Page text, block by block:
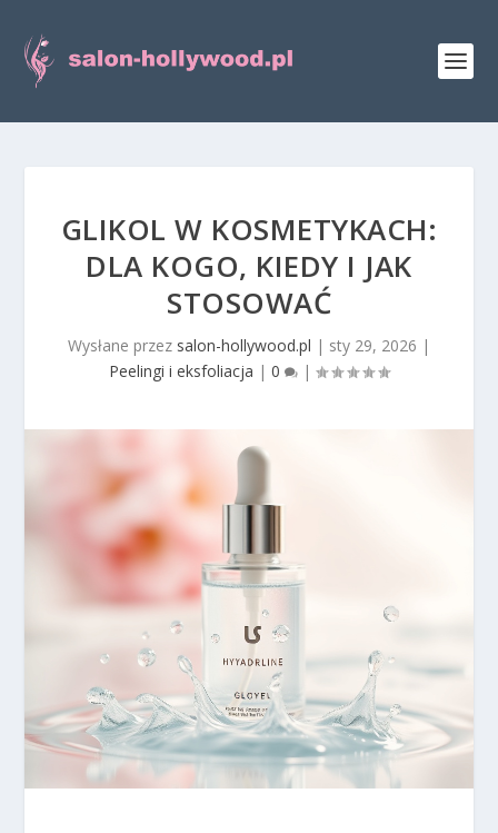
GLIKOL W KOSMETYKACH:
DLA KOGO, KIEDY I JAK
STOSOWAĆ
Wysłane przez salon-hollywood.pl | sty 29, 2026 |
Peelingi i eksfoliacja | 0 |